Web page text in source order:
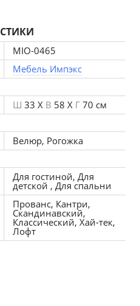
MIO-0465
Мебель Импэкс
Ш 33 X В 58 X Г 70 см
Велюр, Рогожка
Для гостиной, Для
детской , Для спальни
Прованс, Кантри,
Скандинавский,
Классический, Хай-тек,
Лофт